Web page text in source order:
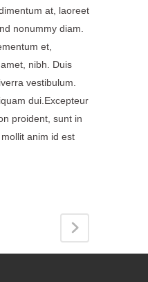
at, laoreet
nonummy diam.
et,
nibh. Duis
vestibulum.
dui.Excepteur
proident, sunt in
anim id est